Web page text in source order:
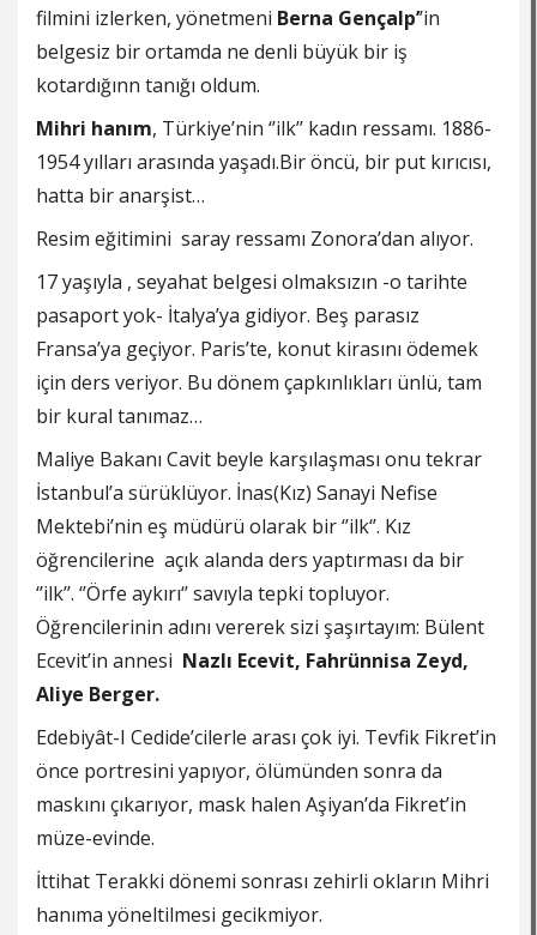
filmini izlerken, yönetmeni Berna Gençalp’’in
belgesiz bir ortamda ne denli büyük bir iş
kotardığınn tanığı oldum.
Mihri hanım, Türkiye’nin ‘’ilk’’ kadın ressamı. 1886-
1954 yılları arasında yaşadı.Bir öncü, bir put kırıcısı,
hatta bir anarşist…
Resim eğitimini saray ressamı Zonora’dan alıyor.
17 yaşıyla , seyahat belgesi olmaksızın -o tarihte
pasaport yok- İtalya’ya gidiyor. Beş parasız
Fransa’ya geçiyor. Paris’te, konut kirasını ödemek
için ders veriyor. Bu dönem çapkınlıkları ünlü, tam
bir kural tanımaz…
Maliye Bakanı Cavit beyle karşılaşması onu tekrar
İstanbul’a sürüklüyor. İnas(Kız) Sanayi Nefise
Mektebi’nin eş müdürü olarak bir ‘’ilk‘’. Kız
öğrencilerine açık alanda ders yaptırması da bir
‘’ilk’’. ‘’Örfe aykırı‘’ savıyla tepki topluyor.
Öğrencilerinin adını vererek sizi şaşırtayım: Bülent
Ecevit’in annesi Nazlı Ecevit, Fahrünnisa Zeyd,
Aliye Berger.
Edebiyât-I Cedide’cilerle arası çok iyi. Tevfik Fikret’in
önce portresini yapıyor, ölümünden sonra da
maskını çıkarıyor, mask halen Aşiyan’da Fikret’in
müze-evinde.
İttihat Terakki dönemi sonrası zehirli okların Mihri
hanıma yöneltilmesi gecikmiyor.